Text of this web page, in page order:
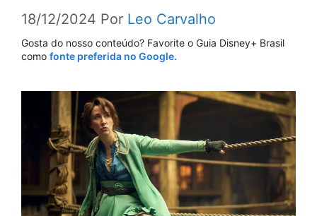
18/12/2024 Por Leo Carvalho
Gosta do nosso conteúdo? Favorite o Guia Disney+ Brasil
como fonte preferida no Google.